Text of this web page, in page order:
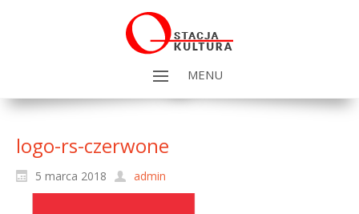
MENU
logo-rs-czerwone
5 marca 2018 admin